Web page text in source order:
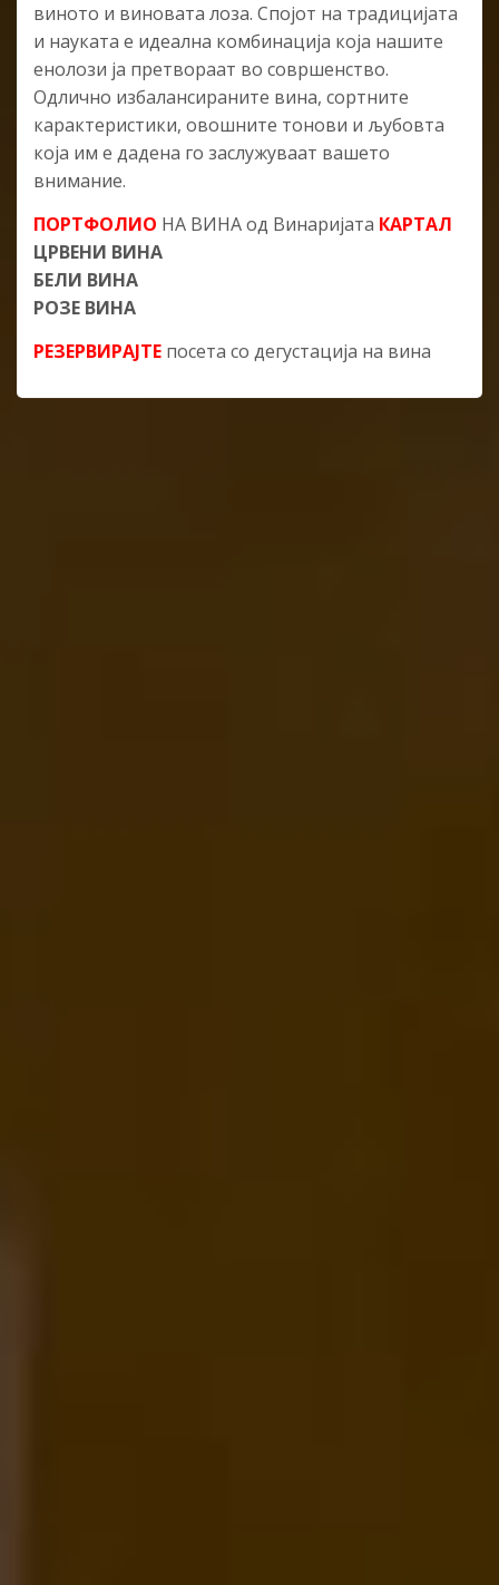
виното и виновата лоза. Спојот на традицијата
и науката е идеална комбинација која нашите
енолози ја претвораат во совршенство.
Одлично избалансираните вина, сортните
карактеристики, овошните тонови и љубовта
која им е дадена го заслужуваат вашето
внимание.
ПОРТФОЛИО НА ВИНА од Винаријата КАРТАЛ
ЦРВЕНИ ВИНА
БЕЛИ ВИНА
РОЗЕ ВИНА
РЕЗЕРВИРАЈТЕ посета со дегустација на вина